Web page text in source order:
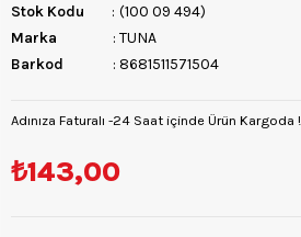
Stok Kodu
(100 09 494)
Marka
: TUNA
Barkod
: 8681511571504
Adınıza Faturalı -24 Saat içinde Ürün Kargoda !
₺143,00